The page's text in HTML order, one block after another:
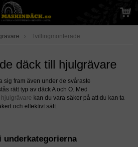
Tvillingmonterade
däck till hjulgrävare
sig fram även under de svåraste
rätt typ av däck A och O. Med
kan du vara säker på att du kan ta
och effektivt sätt.
underkategorierna